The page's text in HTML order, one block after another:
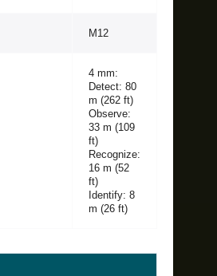
M12
4 mm:
Detect: 80
m (262 ft)
Observe:
33 m (109
ft)
Recognize:
16 m (52
ft)
Identify: 8
m (26 ft)